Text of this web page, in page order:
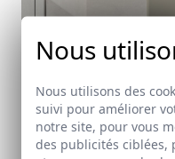
Nous
Nous utilisons des
suivi pour améliorer
notre site, pour vous
des publicités ciblées,